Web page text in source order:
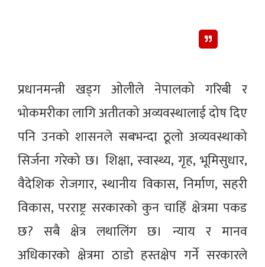
प्रधानमन्त्री खड्ग ओलीले नेपालको गरिबी र
भोकमरीका लागि अतीतको अव्यवस्थालाई दोष दिए
पनि उनको शासनले सबभन्दा ठूलो अव्यवस्थाको
सिर्जना गरेको छ। शिक्षा, स्वास्थ्य, गृह, भूमिसुधार,
वैदेशिक रोजगार, स्थानीय विकास, निर्माण, सहरी
विकास, परराष्ट्र सरकारको कुन चाहिँ क्षेत्रमा पकड
छ? सबै क्षेत्र लथालिंग छ। न्याय र मानव
अधिकारको क्षेत्रमा ठाडो हस्तक्षेप गर्ने सरकारले